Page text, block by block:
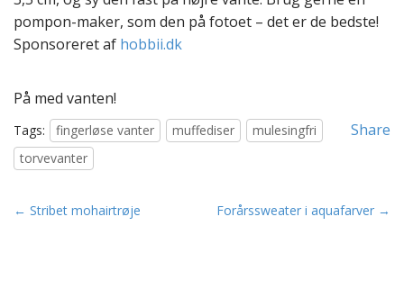
pompon-maker, som den på fotoet – det er de bedste!
Sponsoreret af hobbii.dk
På med vanten!
Share
Tags: fingerløse vanter muffediser
mulesingfri
torvevanter
P
← Stribet mohairtrøje Forårssweater i aquafarver →